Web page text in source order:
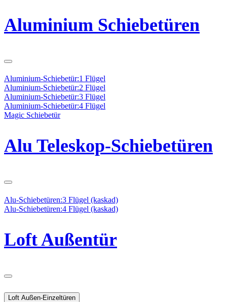
Aluminium Schiebetüren
Aluminium-Schiebetür:1 Flügel
Aluminium-Schiebetür:2 Flügel
Aluminium-Schiebetür:3 Flügel
Aluminium-Schiebetür:4 Flügel
Magic Schiebetür
Alu Teleskop-Schiebetüren
Alu-Schiebetüren:3 Flügel (kaskad)
Alu-Schiebetüren:4 Flügel (kaskad)
Loft Außentür
Loft Außen-Einzeltüren